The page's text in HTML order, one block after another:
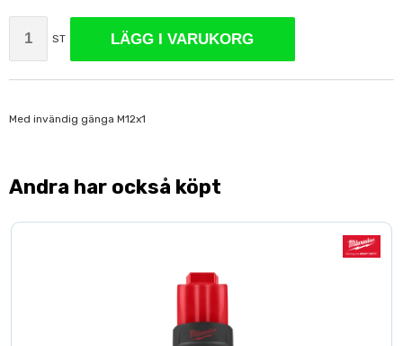
ST LÄGG I VARUKORG
Med invändig gänga M12x1
Andra har också köpt